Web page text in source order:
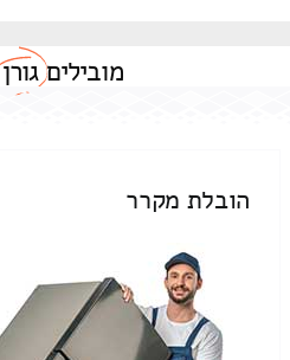
מוביליםגורן
הובלת מקרר